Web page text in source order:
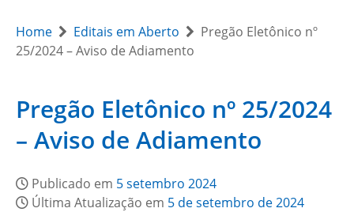
Home Editais em Aberto
Pregão Eletônico nº
25/2024 – Aviso de Adiamento
Pregão Eletônico nº 25/2024
– Aviso de Adiamento
Publicado em 5 setembro 2024
Última Atualização em 5 de setembro de 2024